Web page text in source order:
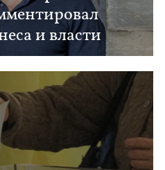
и власти